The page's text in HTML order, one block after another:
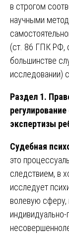
в строгом
научными
(ст. 86 ГПК РФ,
большинстве
Раздел 1.
экспертизы
Судебная
это
следствием, в
исследует
волевую